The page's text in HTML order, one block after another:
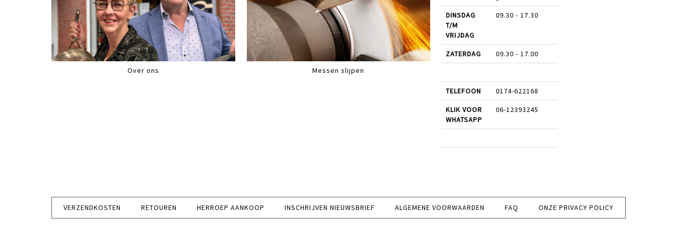
Over ons Messen slijpen
DINSDAG
T/M
VRIJDAG
09.30 - 17.30
ZATERDAG 09.30 - 17.00
TELEFOON 0174-622168
KLIK VOOR
WHATSAPP
06-12393245
VERZENDKOSTEN RETOUREN HERROEP AANKOOP INSCHRIJVEN NIEUWSBRIEF ALGEMENE VOORWAARDEN FAQ ONZE PRIVACY POLICY